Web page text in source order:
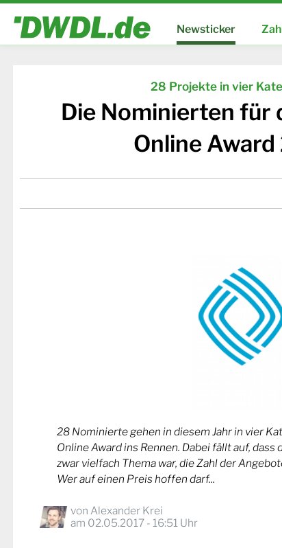
Newsticker
28 Projekte in vier
Die Nominierten für
Online Award
28 Nominierte gehen in diesem Jahr in vier
Online Award ins Rennen. Dabei fällt auf, dass
zwar vielfach Thema war, die Zahl der
Wer auf einen Preis hoffen darf...
von Alexander Krei
am 02.05.2017 - 16:51 Uhr